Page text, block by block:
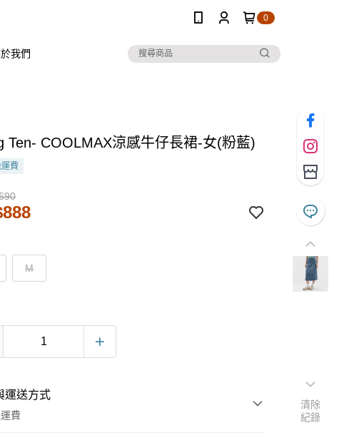
0
我們
Ten- COOLMAX涼感牛仔長裙-女(粉藍)
費
M
運送方式
費
清除
紀錄